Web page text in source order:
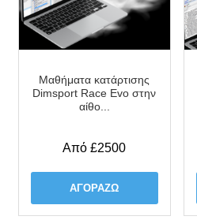
Μαθήματα κατάρτισης
Dimsport Race Evo στην
αίθο...
Από £2500
ΑΓΟΡΆΖΩ